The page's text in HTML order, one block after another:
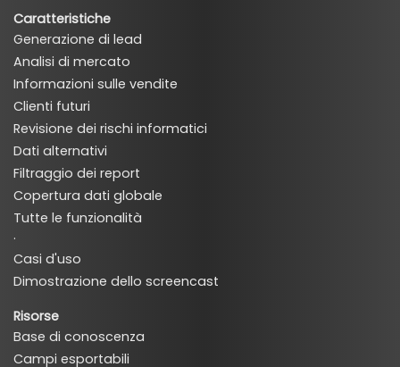
Caratteristiche
Generazione di lead
Analisi di mercato
Informazioni sulle vendite
Clienti futuri
Revisione dei rischi informatici
Dati alternativi
Filtraggio dei report
Copertura dati globale
Tutte le funzionalità
·
Casi d'uso
Dimostrazione dello screencast
Risorse
Base di conoscenza
Campi esportabili